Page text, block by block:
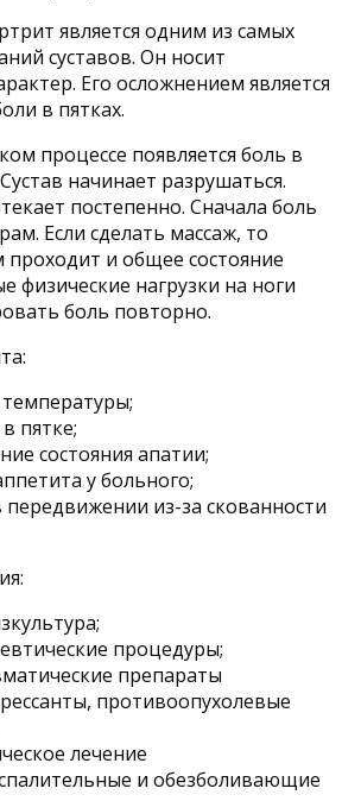
является одним из самых
суставов. Он носит
Его осложнением является
в пятках.
процессе появляется боль в
начинает разрушаться.
постепенно. Сначала боль
Если сделать массаж, то
и общее состояние
физические нагрузки на ноги
боль повторно.
пятке;
состояния апатии;
у больного;
передвижении из-за скованности
процедуры;
препараты
противоопухолевые
лечение
и обезболивающие